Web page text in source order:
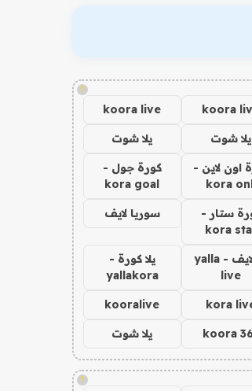
!
koora
koora live
يلا شوت يلا شوت
اون لاين -
kora
كورة جول -
kora goal
ستار -
kora
سوريا لايف
يلا لايف - yalla
live
يلا كورة -
yallakora
kora
kooralive
koora يلا شوت
!